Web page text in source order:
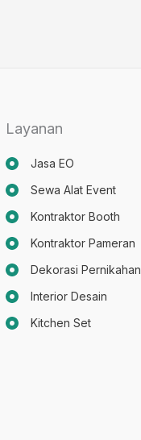
Layanan
Jasa EO
Sewa Alat Event
Kontraktor Booth
Kontraktor Pameran
Dekorasi Pernikahan
Interior Desain
Kitchen Set